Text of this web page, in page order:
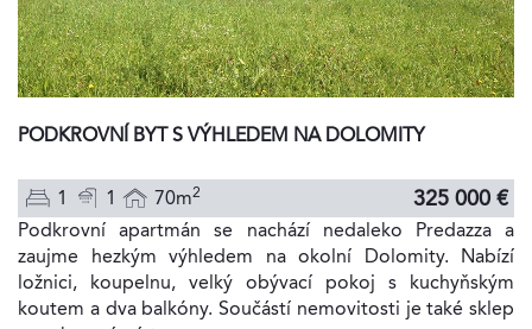
PODKROVNÍ BYT S VÝHLEDEM NA DOLOMITY
1 1 70m2 325 000 €
Podkrovní apartmán se nachází nedaleko Predazza a
zaujme hezkým výhledem na okolní Dolomity. Nabízí
ložnici, koupelnu, velký obývací pokoj s kuchyňským
koutem a dva balkóny. Součástí nemovitosti je také sklep